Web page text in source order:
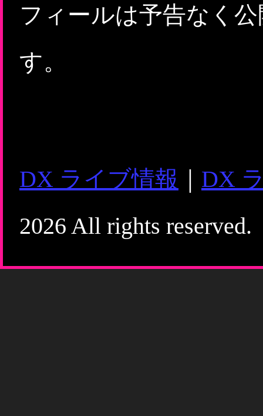
フィールは予告なく
す。
DX ライブ情報
DX
2026 All rights reserved.